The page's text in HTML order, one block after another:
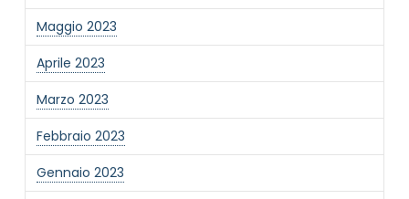
Maggio 2023
Aprile 2023
Marzo 2023
Febbraio 2023
Gennaio 2023